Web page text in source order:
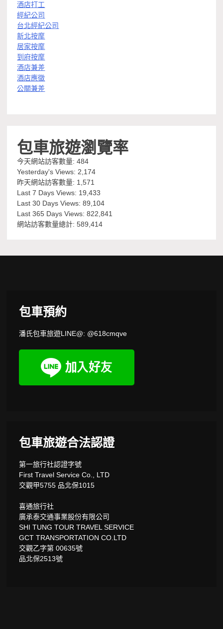
酒店打工
經紀公司
台北經紀公司
新北按摩
居家按摩
到府按摩
酒店兼差
酒店應徵
公關兼差
包車旅遊瀏覽率
今天網站訪客數量:484
Yesterday's Views: 2,174
昨天網站訪客數量: 1,571
Last 7 Days Views: 19,433
Last 30 Days Views:89,104
Last 365 Days Views:822,841
網站訪客數量總計:589,414
包車預約
潘氏包車旅遊LINE@: @618cmqve
包車旅遊合法認證
第一旅行社認證字號
First Travel Service Co., LTD
交觀甲5755 品北保1015
喜通旅行社
廣承泰交通事業股份有限公司
SHI TUNG TOUR TRAVEL SERVICE
GCT TRANSPORTATION CO.LTD
交觀乙字第 00635號
品北保2513號